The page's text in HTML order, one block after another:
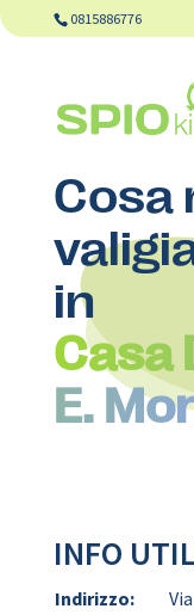
0815886776
Cosa
in
Casa
E.
INFO
Indirizzo: